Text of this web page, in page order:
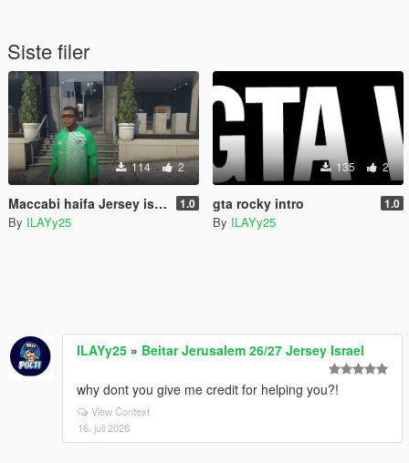
Siste filer
114 2
Maccabi haifa Jersey israel 1.0
By ILAYy25
135 2
gta rocky intro 1.0
By ILAYy25
ILAYy25 » Beitar Jerusalem 26/27 Jersey Israel
why dont you give me credit for helping you?!
View Context
16. juli 2026